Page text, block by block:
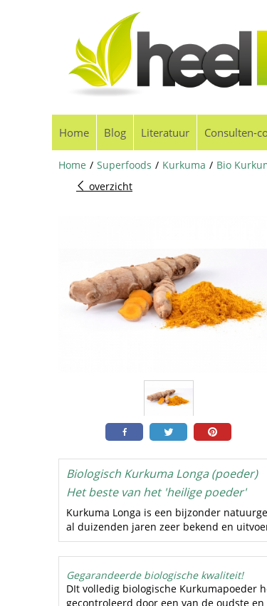
Home Blog Literatuur Consulten-
Home / Superfoods / Kurkuma / Bio
overzicht
Biologisch Kurkuma Longa (poeder)
Het beste van het 'heilige poeder'
Kurkuma Longa is een bijzonder
al duizenden jaren zeer bekend en
Gegarandeerde biologische kwaliteit!
DIt volledig biologische Kurkumapoeder
gecontroleerd door een van de oudste